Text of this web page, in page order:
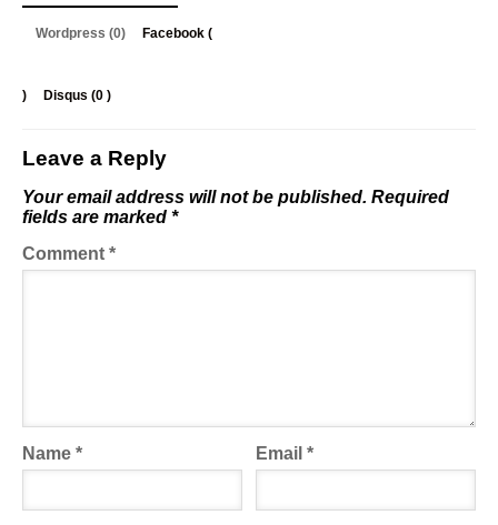
Wordpress (0) Facebook (
) Disqus (0 )
Leave a Reply
Your email address will not be published. Required
fields are marked *
Comment *
Name * Email*